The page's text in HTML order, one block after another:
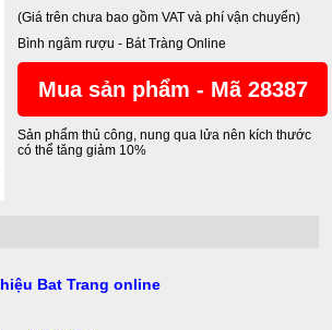
(Giá trên chưa bao gồm VAT và phí vận chuyển)
Bình ngâm rượu - Bát Tràng Online
Mua sản phẩm - Mã 28387
Sản phẩm thủ công, nung qua lửa nên kích thước
có thể tăng giảm 10%
Bat Trang online